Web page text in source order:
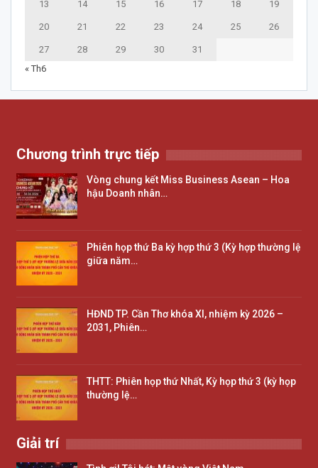
13 14 15 16 17 18 19
20 21 22 23 24 25 26
27 28 29 30
31
« Th6
Chương trình trực tiếp
Vòng chung kết Miss Business Asean – Hoa
hậu Doanh nhân…
Phiên họp thứ Ba kỳ hợp thứ 3 (Kỳ hợp thường lệ
giữa năm…
HĐND TP. Cần Thơ khóa XI, nhiệm kỳ 2026 –
2031, Phiên…
THTT: Phiên họp thứ Nhất, Kỳ họp thứ 3 (kỳ họp
thường lệ…
Giải trí